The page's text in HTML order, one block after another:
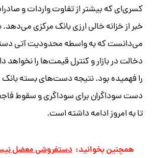
کسری‌ای که بیشتر از تفاوت واردات و
خبر از خزانه خالی ارزی بانک مرکزی
می‌دانست که به واسطه محدودیت آتی
دخالت در بازار و کنترل قیمت‌ها را نخواهد
را فهمیده بود. نتیجه دست‌های بسته
دست سوداگران برای سوداگری و سقوط
تا به امروز ادامه داشته است.
همچنین بخوانید: دستفروشی معضل